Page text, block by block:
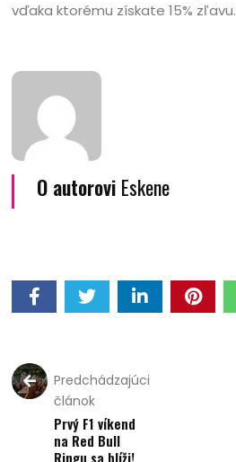
vďaka ktorému získate 15% zľavu.
O autorovi Eskene
Predchádzajúci
článok
Prvý F1 víkend
na Red Bull
Ringu sa blíži!